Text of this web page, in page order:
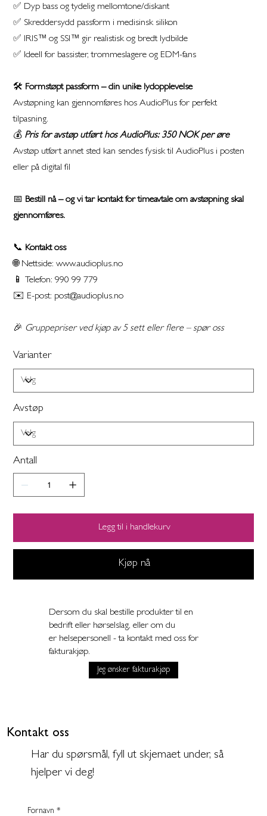
✅ Dyp bass og tydelig mellomtone/diskant
✅ Skreddersydd passform i medisinsk silikon
✅ IRIS™ og SSI™ gir realistisk og bredt lydbilde
✅ Ideell for bassister, trommeslagere og EDM-fans
🛠️ Formstøpt passform – din unike lydopplevelse
Avstøpning kan gjennomføres hos AudioPlus for perfekt
tilpasning.
💰 Pris for avstøp utført hos AudioPlus: 350 NOK per øre
Avstøp utført annet sted kan sendes fysisk til AudioPlus i posten
eller på digital fil
📅 Bestill nå – og vi tar kontakt for timeavtale om avstøpning skal
gjennomføres.
📞 Kontakt oss
🌐 Nettside: www.audioplus.no
📱 Telefon: 990 99 779
✉️ E-post: post@audioplus.no
🎉 Gruppepriser ved kjøp av 5 sett eller flere – spør oss
Varianter
Avstøp
Antall
Legg til i handlekurv
Kjøp nå
Dersom du skal bestille produkter til en
bedrift eller hørselslag, eller om du
er helsepersonell - ta kontakt med oss for
fakturakjøp.
Jeg ønsker fakturakjøp
Kontakt oss
Har du spørsmål, fyll ut skjemaet under, så
hjelper vi deg!
Fornavn *